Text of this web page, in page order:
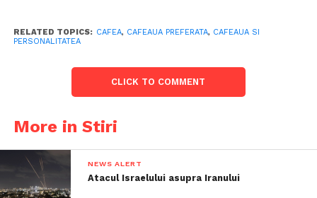
RELATED TOPICS: CAFEA, CAFEAUA PREFERATA, CAFEAUA SI
PERSONALITATEA
CLICK TO COMMENT
More in Stiri
NEWS ALERT
Atacul Israelului asupra Iranului